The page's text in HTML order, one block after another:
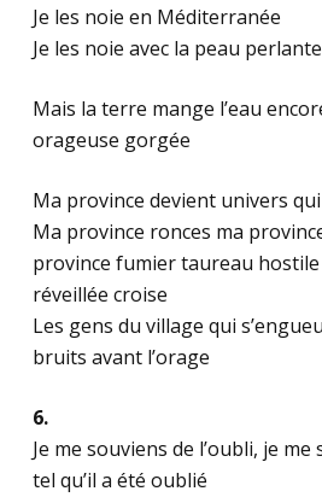
Je les noie en Méditerranée
Je les noie avec la peau perlante
Mais la terre mange l’eau
orageuse gorgée
Ma province devient univers
Ma province ronces ma
province fumier taureau
réveillée croise
Les gens du village qui
bruits avant l’orage
6.
Je me souviens de l’oubli, je me
tel qu’il a été oublié